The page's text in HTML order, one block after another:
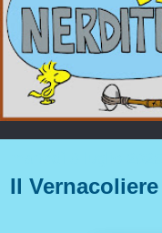
Il